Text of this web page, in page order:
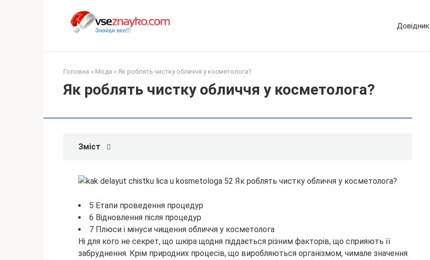
Довідник
Головна » Мода » Як роблять чистку обличчя у косметолога?
Як роблять чистку обличчя у косметолога?
Зміст
5 Етапи проведення процедур
6 Відновлення після процедур
7 Плюси і мінуси чищення обличчя у косметолога
Ні для кого не секрет, що шкіра щодня піддається різним факторів, що сприяють її
забруднення. Крім природних процесів, що виробляються організмом, чимале значення